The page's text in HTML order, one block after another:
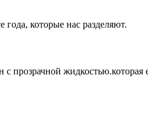
которые нас разделяют.
жидкостью.которая